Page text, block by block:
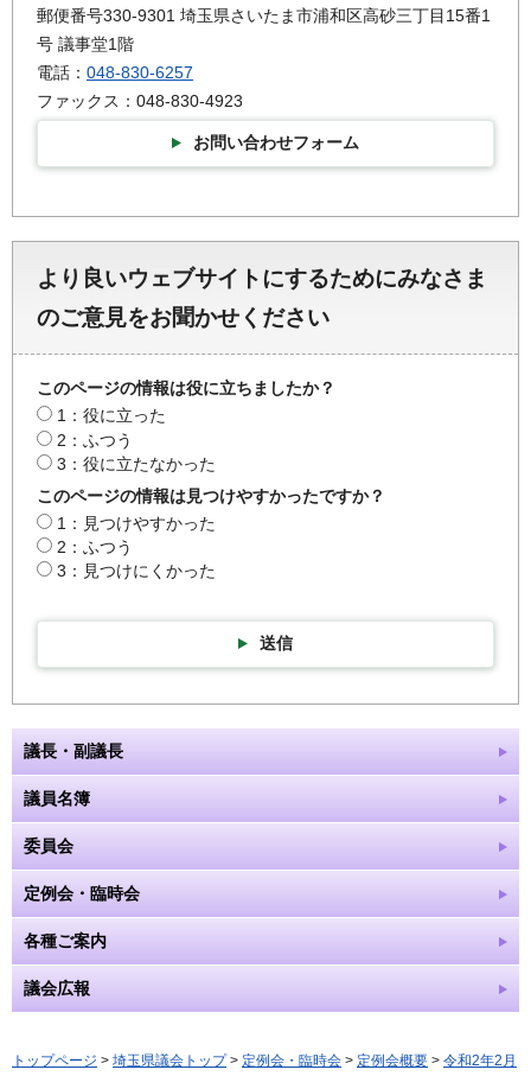
郵便番号330-9301 埼玉県さいたま市浦和区高砂三丁目15番1
号 議事堂1階
電話： 048-830-6257
ファックス：048-830-4923
お問い合わせフォーム
より良いウェブサイトにするためにみなさま
のご意見をお聞かせください
このページの情報は役に立ちましたか？
1：役に立った
2：ふつう
3：役に立たなかった
このページの情報は見つけやすかったですか？
1：見つけやすかった
2：ふつう
3：見つけにくかった
送信
議長・副議長
議員名簿
委員会
定例会・臨時会
各種ご案内
議会広報
トップページ > 埼玉県議会トップ> 定例会・臨時会 > 定例会概要 > 令和2年2月